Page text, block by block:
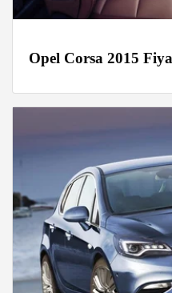
Opel Corsa 2015